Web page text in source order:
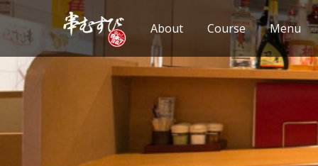
About Course Menu